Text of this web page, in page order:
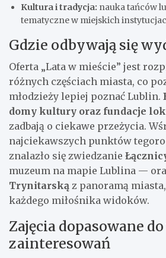
Kultura i tradycja: nauka tańców
tematyczne w miejskich
Gdzie odbywają się
Oferta „Lata w mieście” jest
różnych częściach miasta, co
młodzieży lepiej poznać Lublin.
domy kultury oraz fundacje
zadbają o ciekawe przeżycia.
najciekawszych punktów
znalazło się zwiedzanie
muzeum na mapie Lublina —
Trynitarską z panoramą
każdego miłośnika widoków.
Zajęcia dopasowane
zainteresowań